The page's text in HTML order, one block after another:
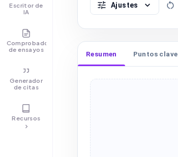
Escritor de
IA
Comprobador
de ensayos
Generador
de citas
Recursos
Ajustes
Resumen Puntos clave